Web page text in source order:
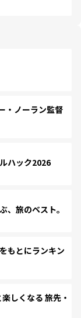
・ノーラン監督
ハック2026
旅のベスト。
もとにランキン
しくなる 旅先・